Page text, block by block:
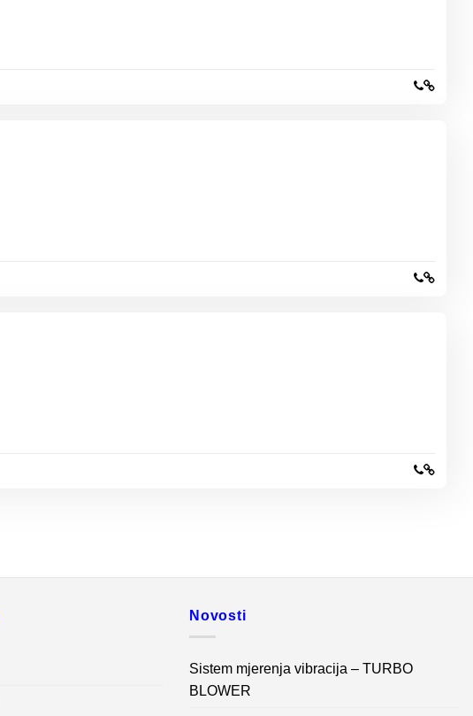
Novosti
Sistem mjerenja vibracija – TURBO
BLOWER